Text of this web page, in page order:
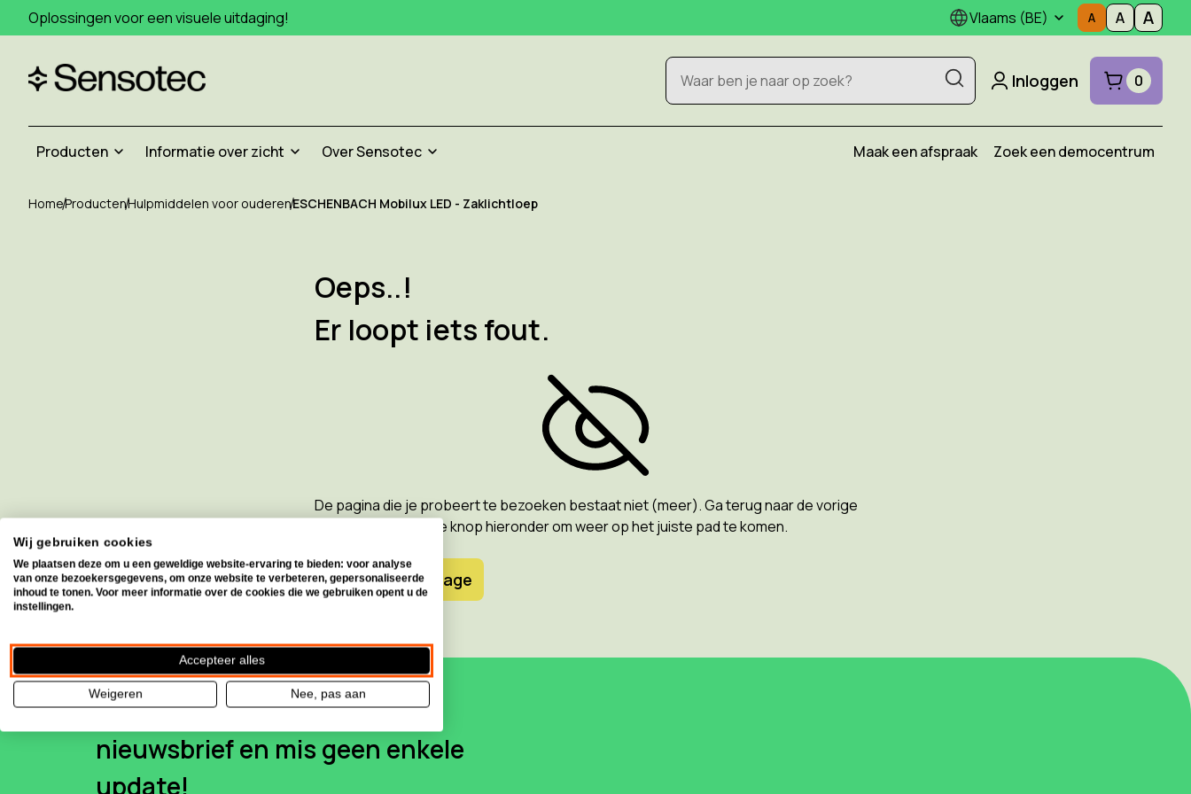
Oplossingen voor een visuele uitdaging! Vlaams (BE)
Zoeken
Inloggen 0
Producten Informatie over zicht Over Sensotec Maak een afspraak Zoek een democentrum
HomeProductenHulpmiddelen voor ouderenESCHENBACH Mobilux LED - Zaklichtloep
Oeps..!
Er loopt iets fout.
De pagina die je probeert te bezoeken bestaat niet (meer). Ga terug naar de vorige
pagina of gebruik de knop hieronder om weer op het juiste pad te komen.
Naar de homepage
Schrijf je in voor onze
nieuwsbrief en mis geen enkele
update!
Wij gebruiken cookies
We plaatsen deze om u een geweldige website-ervaring te bieden: voor analyse
van onze bezoekersgegevens, om onze website te verbeteren, gepersonaliseerde
inhoud te tonen. Voor meer informatie over de cookies die we gebruiken opent u de
instellingen.
Accepteer alles
Weigeren Nee, pas aan